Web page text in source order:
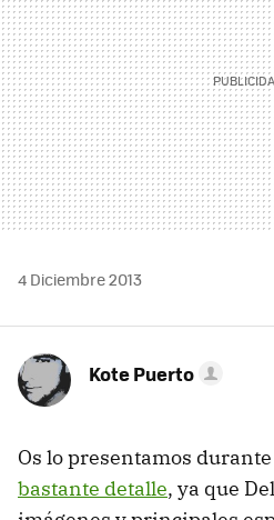
4 Diciembre 2013
Kote Puerto
Os lo presentamos
bastante detalle, ya que